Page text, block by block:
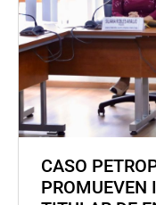
CASO
PROMUEVEN